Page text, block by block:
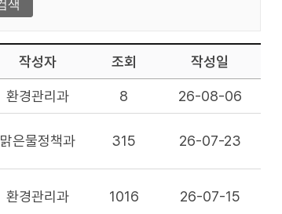
작성자 조회 작성일
환경관리과 8 26-08-06
맑은물정책과 315 26-07-23
환경관리과 1016 26-07-15